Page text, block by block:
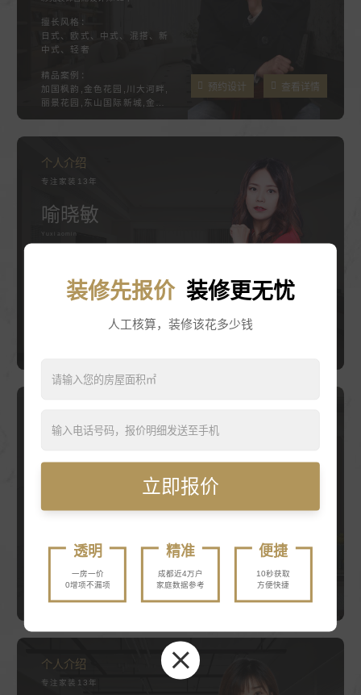
擅长风格：
日式、欧式、中式、混搭、新
中式、轻奢
精品案例：
加国枫韵,金色花园,川大河畔,
丽景花园,东山国际新城,金府
预约设计 查看详情
个人介绍
专注家装13年
喻晓敏
Yuxiaomin
新古典、美式、欧式、轻奢、
简约、北欧等等
专注家装13年
袁红芳
中式丶田园等
精品案例：
宏得紫竹苑 , 蓝光花满庭 ,
森宇美茵河谷 , 渥嘉郡 ,双
查看详情
个人介绍
专注家装13年
装修先报价 装修更无忧
人工核算，装修该花多少钱
立即报价
透明
一房一价
0增项不漏项
精准
成都近4万户
家庭数据参考
便捷
10秒获取
方便快捷